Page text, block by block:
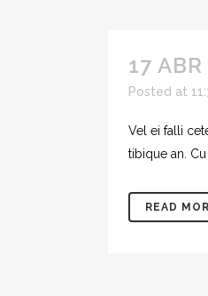
17 ABR
Posted at
Vel ei falli
tibique an.
READ